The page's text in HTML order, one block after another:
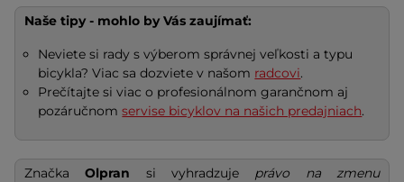
Naše tipy - mohlo by Vás zaujímať:
Neviete si rady s výberom správnej veľkosti a typu
bicykla? Viac sa dozviete v našom radcovi.
Prečítajte si viac o profesionálnom garančnom aj
pozáručnomservise bicyklov na našich predajniach.
ZnačkaOlpran si vyhradzuje právo na zmenu